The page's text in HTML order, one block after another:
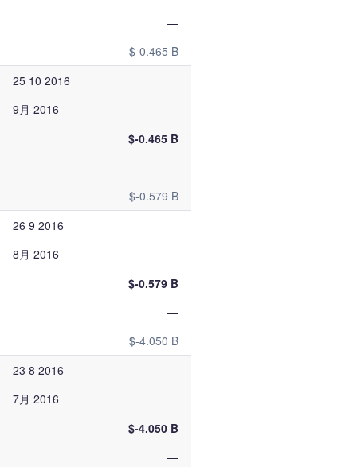
—
$-0.465 B
25 10 2016
9月 2016
$-0.465 B
—
$-0.579 B
26 9 2016
8月 2016
$-0.579 B
—
$-4.050 B
23 8 2016
7月 2016
$-4.050 B
—